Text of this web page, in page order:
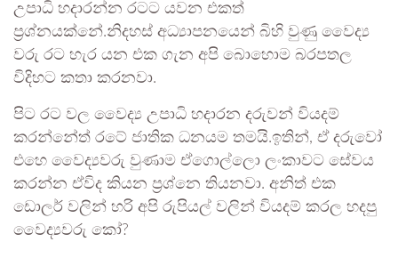
උපාධි හදාරන්න රටට යවන එකත්
ප්‍රශ්නයක්නේ.නිදහස් අධ්‍යාපනයෙන් බිහි වුණු වෛද්‍ය
වරු රට හැර යන එක ගැන අපි බොහොම බරපතල
විදිහට කතා කරනවා.
පිට රට වල වෛද්‍ය උපාධි හදාරන දරුවන් වියදම්
කරන්නේත් රටේ ජාතික ධනයම තමයි.ඉතින්, ඒ දරුවෝ
එහෙ වෛද්‍යවරු වුණාම ඒගොල්ලො ලංකාවට සේවය
කරන්න ඒවිද කියන ප්‍රශ්නෙ තියනවා. අනිත් එක
ඩොලර් වලින් හරි අපි රුපියල් වලින් වියදම් කරල හදපු
වෛද්‍යවරු කෝ?